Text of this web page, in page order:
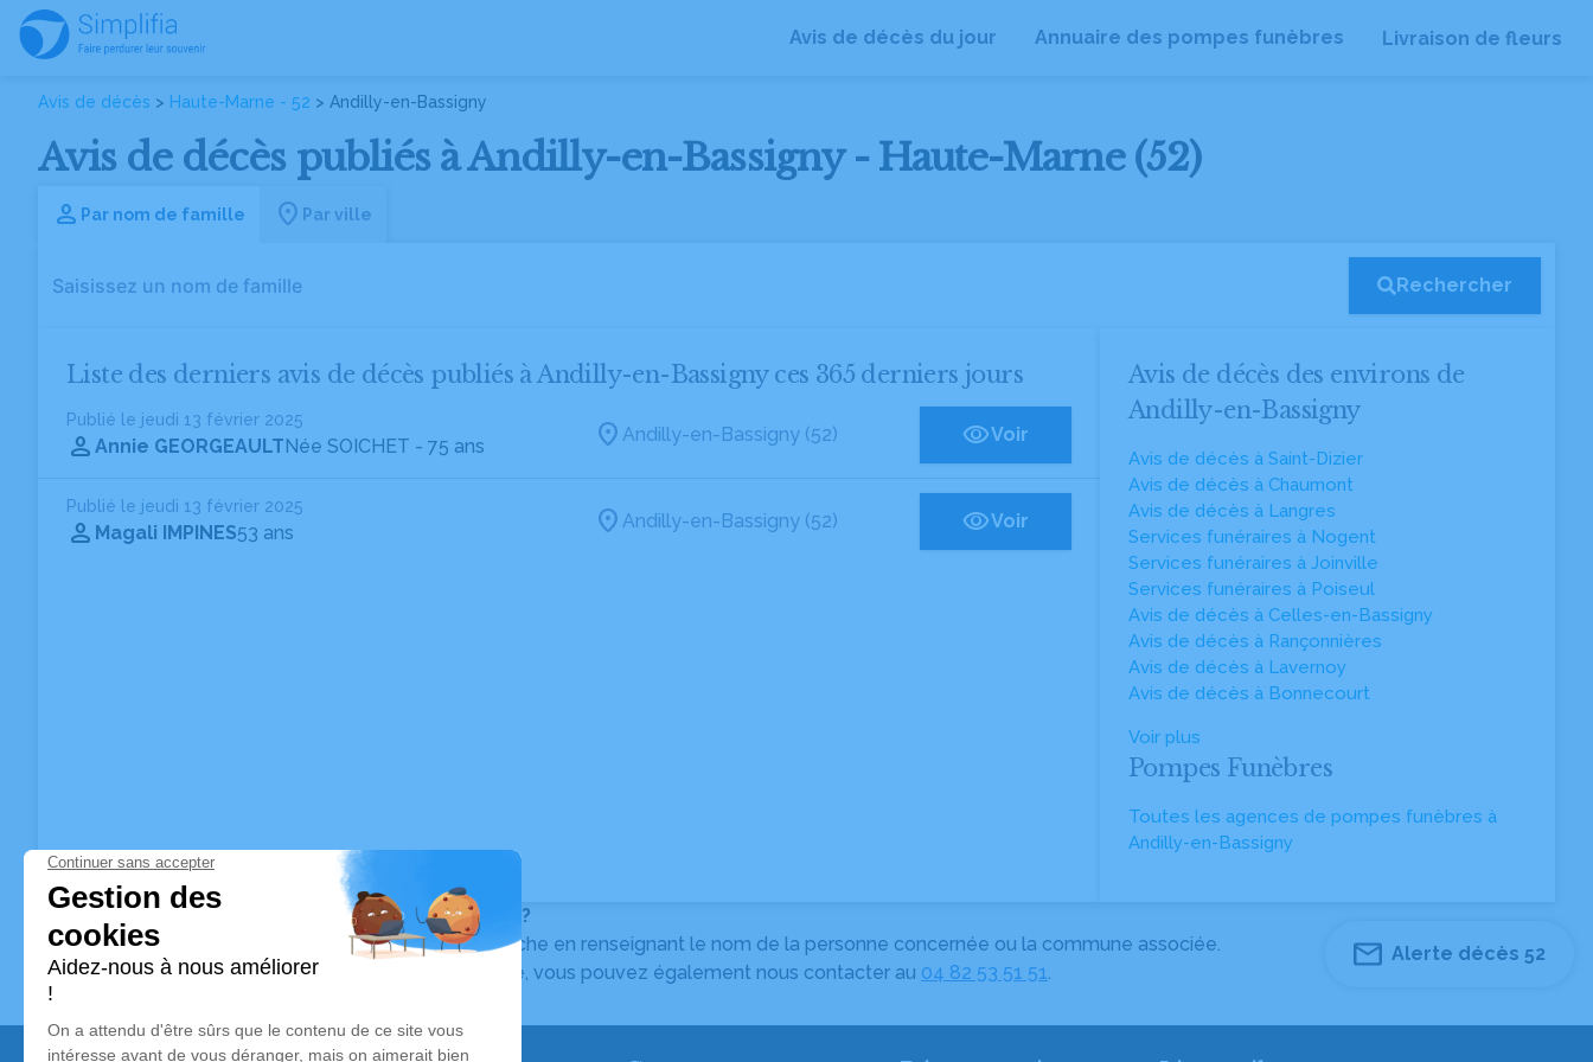
Avis de décès du jour Annuaire des pompes funèbres Livraison de fleurs
Avis de décès > Haute-Marne - 52 > Andilly-en-Bassigny
Avis de décès publiés à Andilly-en-Bassigny - Haute-Marne (52)
Par nom de famille Par ville
Rechercher
Liste des derniers avis de décès publiés à Andilly-en-Bassigny ces 365 derniers jours
Publié le jeudi 13 février 2025
Annie GEORGEAULTNée SOICHET - 75 ans
Andilly-en-Bassigny (52) Voir
Publié le jeudi 13 février 2025
Magali IMPINES53 ans
Andilly-en-Bassigny (52) Voir
Avis de décès des environs de
Andilly-en-Bassigny
Avis de décès à Saint-Dizier
Avis de décès à Chaumont
Avis de décès à Langres
Services funéraires à Nogent
Services funéraires à Joinville
Services funéraires à Poiseul
Avis de décès à Celles-en-Bassigny
Avis de décès à Rançonnières
Avis de décès à Lavernoy
Avis de décès à Bonnecourt
Voir plus
Pompes Funèbres
Toutes les agences de pompes funèbres à
Andilly-en-Bassigny
Vous ne trouvez pas l’avis de décès recherché ?
Pour affiner votre recherche, utilisez la barre de recherche en renseignant le nom de la personne concernée ou la commune associée.
Pour toute question relative au fonctionnement du site, vous pouvez également nous contacter au 04 82 53 51 51.
Alerte décès 52